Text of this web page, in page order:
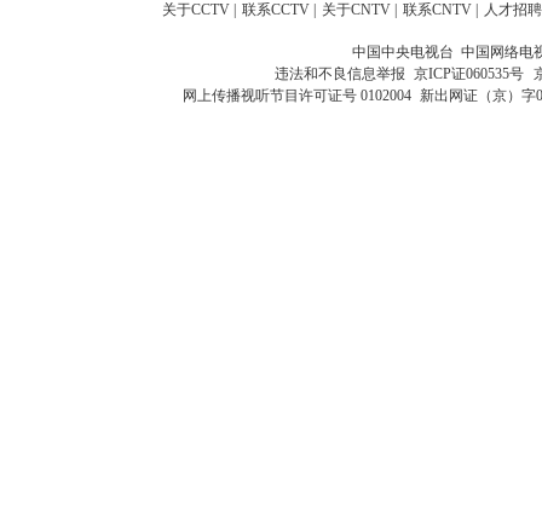
关于CCTV 联系CCTV 关于CNTV 联系CNTV 人才招聘
中国中央电视台 中国网络电
违法和不良信息举报 京ICP证060535号
网上传播视听节目许可证号 0102004 新出网证（京）